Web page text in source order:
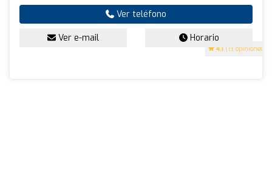
4.1 (13 opiniones)
Ver teléfono
Ver e-mail Horario